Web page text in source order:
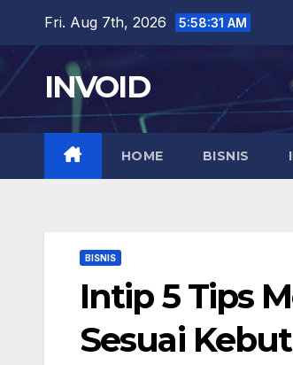
content
Fri. Aug 7th, 2026 5:58:32 AM
INVOID
HOME BISNIS
BISNIS
Intip 5 Tips
Sesuai